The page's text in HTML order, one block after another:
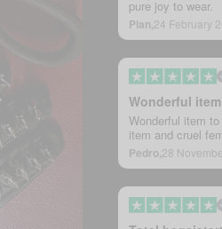
pure joy to wear.
Pian,24 February
Wonderful
Wonderful item
item and cruel
Pedro,28